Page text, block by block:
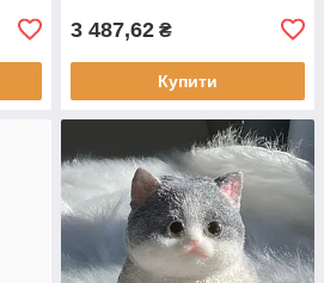
3 487,62 ₴
Купити